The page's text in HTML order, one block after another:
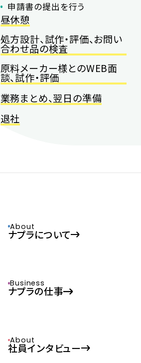
申請書の提出を行う
昼休憩
処方設計、試作・評価、お問い
合わせ品の検査
原料メーカー様とのWEB面
談、試作・評価
業務まとめ、翌日の準備
退社
About
ナプラについて
Business
ナプラの仕事
About
社員インタビュー